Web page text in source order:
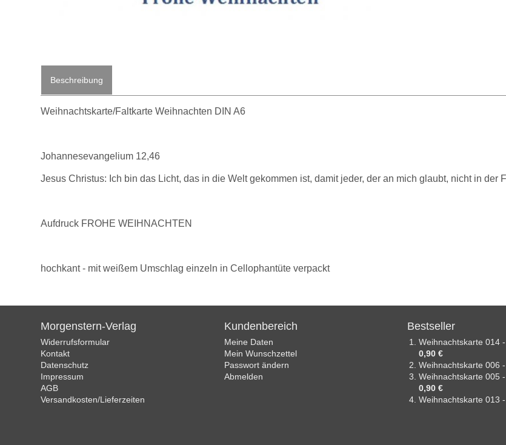
Beschreibung
Weihnachtskarte/Faltkarte Weihnachten DIN A6
Johannesevangelium 12,46
Jesus Christus: Ich bin das Licht, das in die Welt gekommen ist, damit jeder, der an mich glaubt, nicht in der
Aufdruck FROHE WEIHNACHTEN
hochkant - mit weißem Umschlag einzeln in Cellophantüte verpackt
Morgenstern-Verlag
Widerrufsformular
Kontakt
Datenschutz
Impressum
AGB
Versandkosten/Lieferzeiten
Kundenbereich
Meine Daten
Mein Wunschzettel
Passwort ändern
Abmelden
Bestseller
Weihnachtskarte 014
0,90 €
Weihnachtskarte 006
Weihnachtskarte 005
0,90 €
Weihnachtskarte 013 -